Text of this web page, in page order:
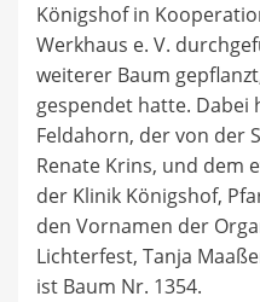
Königshof in
Werkhaus e. V.
weiterer Baum
gespendet hatte. Dabei
Feldahorn, der von der
Renate Krins, und dem
der Klinik Königshof,
den Vornamen der
Lichterfest, Tanja
ist Baum Nr. 1354.